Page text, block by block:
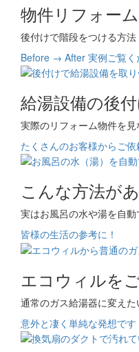
物件リフォー
後付けで階段をつける方法
Before → After 実例ご覧く
給湯設備の後
実際のリフォーム物件を見
たくさんのお客様からご依
こんな方法が
実はお風呂の水や湯を自動
皆様の生活の参考に！
エコウィルを
通常のガス給湯器に変えた
意外と凄く単純な発想です